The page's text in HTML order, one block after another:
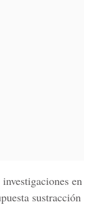
en
sustracción